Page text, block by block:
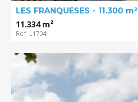
LES FRANQUESES - 11.300 m²
11.334 m²
Ref. L1704